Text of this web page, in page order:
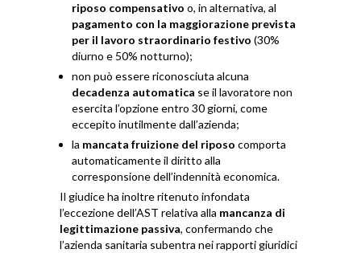
riposo compensativo o, in alternativa, al
pagamento con la maggiorazione prevista
per il lavoro straordinario festivo (30%
diurno e 50% notturno);
non può essere riconosciuta alcuna
decadenza automatica se il lavoratore non
esercita l’opzione entro 30 giorni, come
eccepito inutilmente dall’azienda;
la mancata fruizione del riposo comporta
automaticamente il diritto alla
corresponsione dell’indennità economica.
Il giudice ha inoltre ritenuto infondata
l’eccezione dell’AST relativa alla mancanza di
legittimazione passiva, confermando che
l’azienda sanitaria subentra nei rapporti giuridici